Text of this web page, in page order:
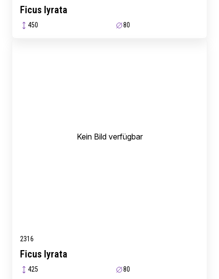
Ficus lyrata
450 80
Kein Bild verfügbar
2316
Ficus lyrata
425 80